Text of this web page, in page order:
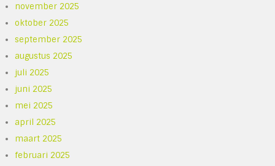
november 2025
oktober 2025
september 2025
augustus 2025
juli 2025
juni 2025
mei 2025
april 2025
maart 2025
februari 2025